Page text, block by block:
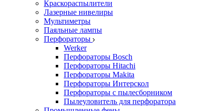
Краскораспылители
Лазерные нивелиры
Мультиметры
Паяльные лампы
Перфораторы
Werker
Перфораторы Bosch
Перфораторы Hitachi
Перфораторы Makita
Перфораторы Интерскол
Перфораторы с пылесборником
Пылеуловитель для перфоратора